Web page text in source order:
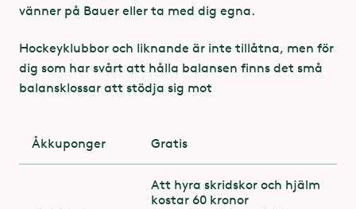
vänner på Bauer eller ta med dig egna.
Hockeyklubbor och liknande är inte tillåtna, men för
dig som har svårt att hålla balansen finns det små
balansklossar att stödja sig mot
Åkkuponger Gratis
Att hyra skridskor och hjälm
kostar 60 kronor
små balansklossar att stödja sig mot. Inget